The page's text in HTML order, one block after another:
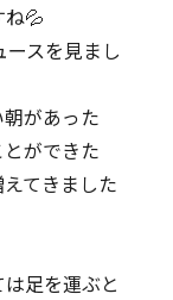
💦
スを見まし
があった
ができた
てきました
足を運ぶと